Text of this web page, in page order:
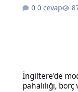
0 cevap
İngiltere'de
pahalılığı,